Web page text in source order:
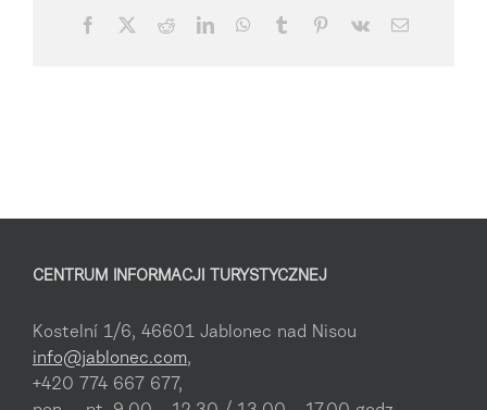
Facebook RedditLinkedInWhatsApp
Tumblr Pinterest
Vk Email
CENTRUM INFORMACJI TURYSTYCZNEJ
Kostelní 1/6, 46601 Jablonec nad Nisou
info@jablonec.com,
+420 774 667 677,